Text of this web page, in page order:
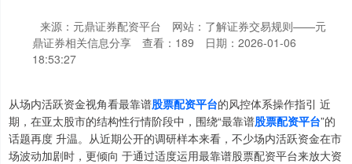
来源：元鼎证券配资平台
网站：了解证券交易规则——元
鼎证券相关信息分享
查看：189
日期：2026-01-06
18:53:27
从场内活跃资金视角看最靠谱股票配资平台的风控体系操作指引 近
期，在亚太股市的结构性行情阶段中，围绕“最靠谱股票配资平台”的
话题再度 升温。从近期公开的调研样本来看，不少场内活跃资金在市
场波动加剧时，更倾向 于通过适度运用最靠谱股票配资平台来放大资